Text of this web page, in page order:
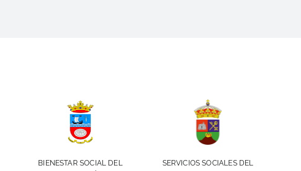
BIENESTAR SOCIAL DEL
SERVICIOS SOCIALES DEL